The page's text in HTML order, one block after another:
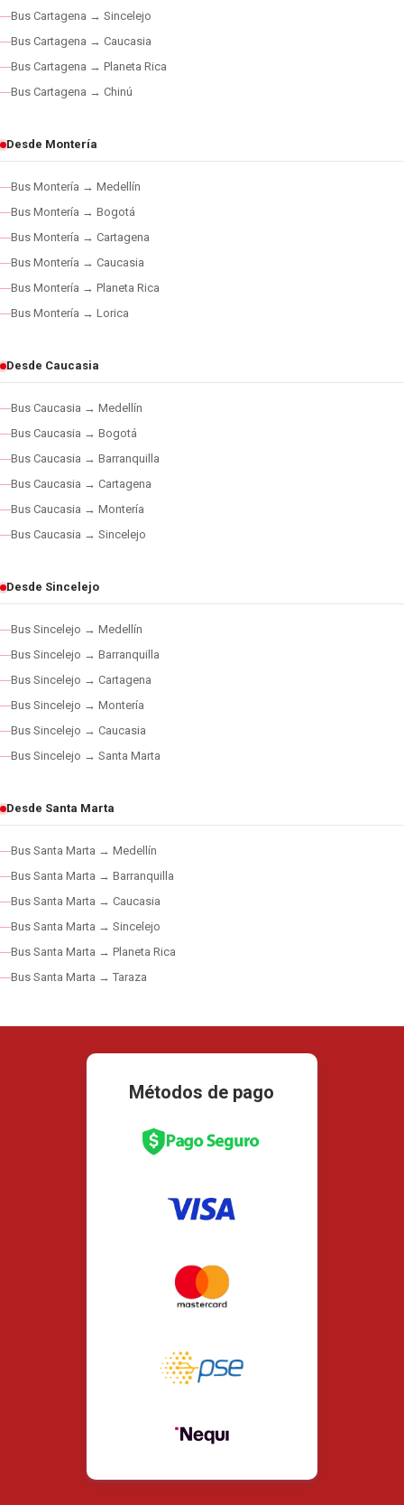
Bus Cartagena → Sincelejo
Bus Cartagena → Caucasia
Bus Cartagena → Planeta Rica
Bus Cartagena → Chinú
Desde Montería
Bus Montería → Medellín
Bus Montería → Bogotá
Bus Montería → Cartagena
Bus Montería → Caucasia
Bus Montería → Planeta Rica
Bus Montería → Lorica
Desde Caucasia
Bus Caucasia → Medellín
Bus Caucasia → Bogotá
Bus Caucasia → Barranquilla
Bus Caucasia → Cartagena
Bus Caucasia → Montería
Bus Caucasia → Sincelejo
Desde Sincelejo
Bus Sincelejo → Medellín
Bus Sincelejo → Barranquilla
Bus Sincelejo → Cartagena
Bus Sincelejo → Montería
Bus Sincelejo → Caucasia
Bus Sincelejo → Santa Marta
Desde Santa Marta
Bus Santa Marta → Medellín
Bus Santa Marta → Barranquilla
Bus Santa Marta → Caucasia
Bus Santa Marta → Sincelejo
Bus Santa Marta → Planeta Rica
Bus Santa Marta → Taraza
Métodos de pago